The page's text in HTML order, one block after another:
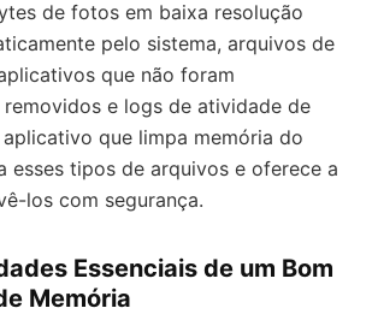
de fotos em baixa resolução
pelo sistema, arquivos de
que não foram
e logs de atividade de
que limpa memória do
esses tipos de arquivos e oferece a
los com segurança.
Essenciais de um Bom
Memória